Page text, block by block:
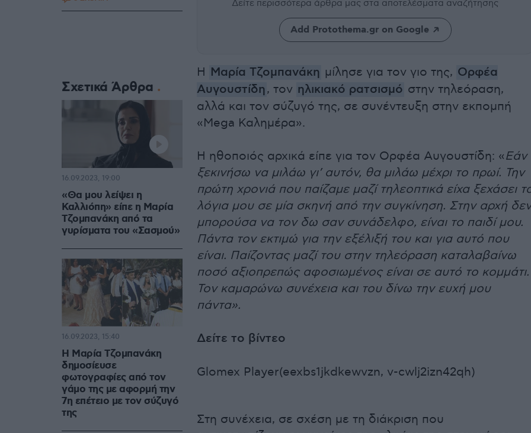
Δείτε περισσότερα άρθρα μας στα αποτελέσματα αναζήτησης
Add Protothema.gr on Google
Η Μαρία Τζομπανάκη μίλησε για τον γιο της, Ορφέα
Αυγουστίδη, τον ηλικιακό ρατσισμό στην τηλεόραση,
αλλά και τον σύζυγό της, σε συνέντευξη στην εκπομπή
«Mega Καλημέρα».
Η ηθοποιός αρχικά είπε για τον Ορφέα Αυγουστίδη: «Εάν
ξεκινήσω να μιλάω γι’ αυτόν, θα μιλάω μέχρι το πρωί. Την
πρώτη χρονιά που παίζαμε μαζί τηλεοπτικά είχα ξεχάσει
λόγια μου σε μία σκηνή από την συγκίνηση. Στην αρχή δεν
μπορούσα να τον δω σαν συνάδελφο, είναι το παιδί μου.
Πάντα τον εκτιμώ για την εξέλιξή του και για αυτό που
είναι. Παίζοντας μαζί του στην τηλεόραση καταλαβαίνω
ποσό αξιοπρεπώς αφοσιωμένος είναι σε αυτό το κομμάτι.
Τον καμαρώνω συνέχεια και του δίνω την ευχή μου
πάντα».
Δείτε το βίντεο
Glomex Player(eexbs1jkdkewvzn, v-cwlj2izn42qh)
Στη συνέχεια, σε σχέση με τη διάκριση που
Σχετικά Άρθρα
«Θα μου λείψει η
Καλλιόπη» είπε η Μαρία
Τζομπανάκη από τα
γυρίσματα του «Σασμού»
16.09.2023, 19:00
Η Μαρία Τζομπανάκη
δημοσίευσε
φωτογραφίες από τον
γάμο της με αφορμή την
7η επέτειο με τον σύζυγό
της
16.09.2023, 15:40